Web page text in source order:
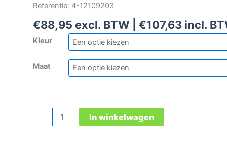
Referentie: 4-12109203
€88,95 excl. BTW | €107,63 incl.
Kleur
Maat
Unique
In winkelwagen